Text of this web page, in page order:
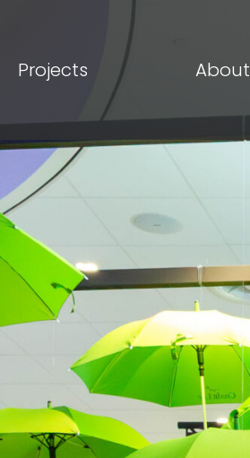
Projects About